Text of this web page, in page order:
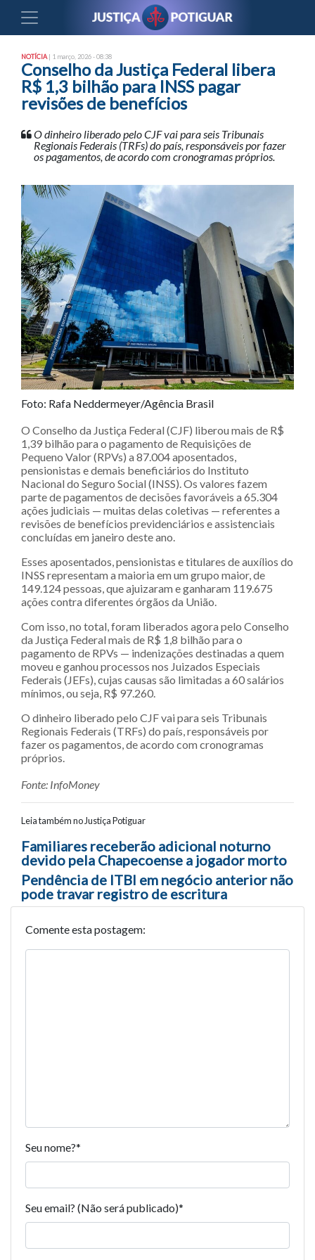
NOTÍCIA | 1 março, 2026 - 08:38
Conselho da Justiça Federal libera
R$ 1,3 bilhão para INSS pagar
revisões de benefícios
O dinheiro liberado pelo CJF vai para seis Tribunais
Regionais Federais (TRFs) do país, responsáveis por fazer
os pagamentos, de acordo com cronogramas próprios.
Foto: Rafa Neddermeyer/Agência Brasil
O Conselho da Justiça Federal (CJF) liberou mais de R$
1,39 bilhão para o pagamento de Requisições de
Pequeno Valor (RPVs) a 87.004 aposentados,
pensionistas e demais beneficiários do Instituto
Nacional do Seguro Social (INSS). Os valores fazem
parte de pagamentos de decisões favoráveis a 65.304
ações judiciais — muitas delas coletivas — referentes a
revisões de benefícios previdenciários e assistenciais
concluídas em janeiro deste ano.
Esses aposentados, pensionistas e titulares de auxílios do
INSS representam a maioria em um grupo maior, de
149.124 pessoas, que ajuizaram e ganharam 119.675
ações contra diferentes órgãos da União.
Com isso, no total, foram liberados agora pelo Conselho
da Justiça Federal mais de R$ 1,8 bilhão para o
pagamento de RPVs — indenizações destinadas a quem
moveu e ganhou processos nos Juizados Especiais
Federais (JEFs), cujas causas são limitadas a 60 salários
mínimos, ou seja, R$ 97.260.
O dinheiro liberado pelo CJF vai para seis Tribunais
Regionais Federais (TRFs) do país, responsáveis por
fazer os pagamentos, de acordo com cronogramas
próprios.
Fonte: InfoMoney
Leia também no Justiça Potiguar
Navegação entre posts
Familiares receberão adicional noturno
devido pela Chapecoense a jogador morto
Pendência de ITBI em negócio anterior não
pode travar registro de escritura
Comente esta postagem:
Seu nome?*
Seu email? (Não será publicado)*